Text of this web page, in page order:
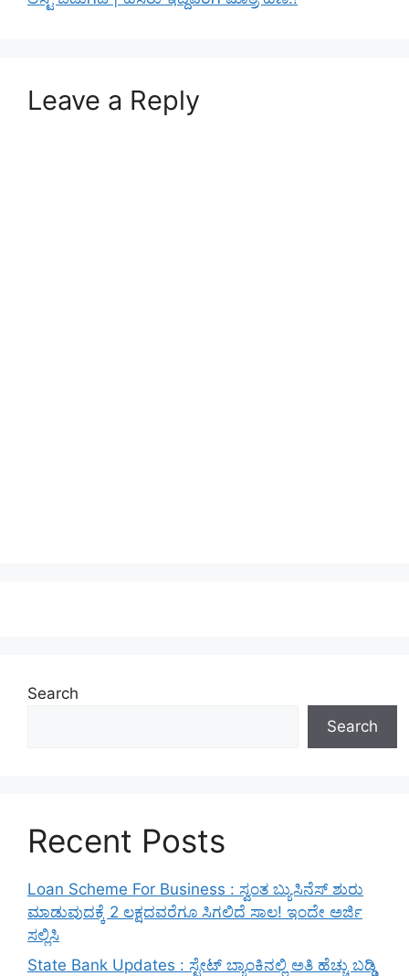
Leave a Reply
Search
Search
Recent Posts
Loan Scheme For Business : ಸ್ವಂತ ಬ್ಯುಸಿನೆಸ್ ಶುರು
ಮಾಡುವುದಕ್ಕೆ 2 ಲಕ್ಷದವರೆಗೂ ಸಿಗಲಿದೆ ಸಾಲ! ಇಂದೇ ಅರ್ಜಿ
ಸಲ್ಲಿಸಿ
State Bank Updates : ಸ್ಟೇಟ್ ಬ್ಯಾಂಕಿನಲ್ಲಿ ಅತಿ ಹೆಚ್ಚು ಬಡ್ಡಿ